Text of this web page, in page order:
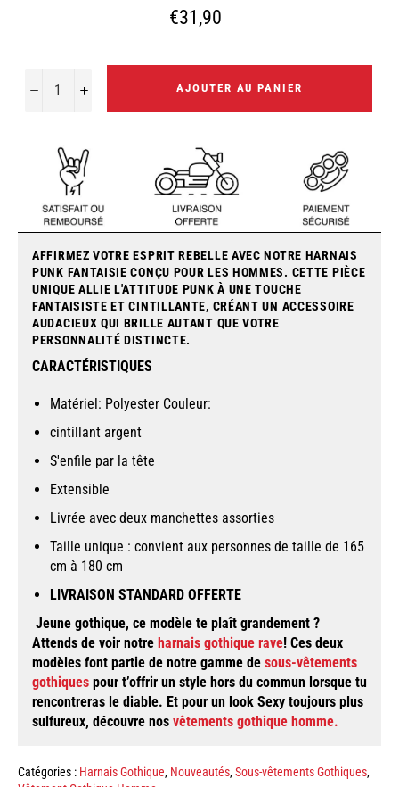
Prix
régulier
€31,90
− + AJOUTER AU PANIER
AFFIRMEZ VOTRE ESPRIT REBELLE AVEC NOTRE HARNAIS
PUNK FANTAISIE CONÇU POUR LES HOMMES. CETTE PIÈCE
UNIQUE ALLIE L'ATTITUDE PUNK À UNE TOUCHE
FANTAISISTE ET CINTILLANTE, CRÉANT UN ACCESSOIRE
AUDACIEUX QUI BRILLE AUTANT QUE VOTRE
PERSONNALITÉ DISTINCTE.
CARACTÉRISTIQUES
Matériel: Polyester Couleur:
cintillant argent
S'enfile par la tête
Extensible
Livrée avec deux manchettes assorties
Taille unique : convient aux personnes de taille de 165
cm à 180 cm
LIVRAISON STANDARD OFFERTE
Jeune gothique, ce modèle te plaît grandement ?
Attends de voir notre harnais gothique rave! Ces deux
modèles font partie de notre gamme de sous-vêtements
gothiques pour t’offrir un style hors du commun lorsque tu
rencontreras le diable. Et pour un look Sexy toujours plus
sulfureux, découvre nos vêtements gothique homme.
Catégories : Harnais Gothique, Nouveautés,Sous-vêtements Gothiques,